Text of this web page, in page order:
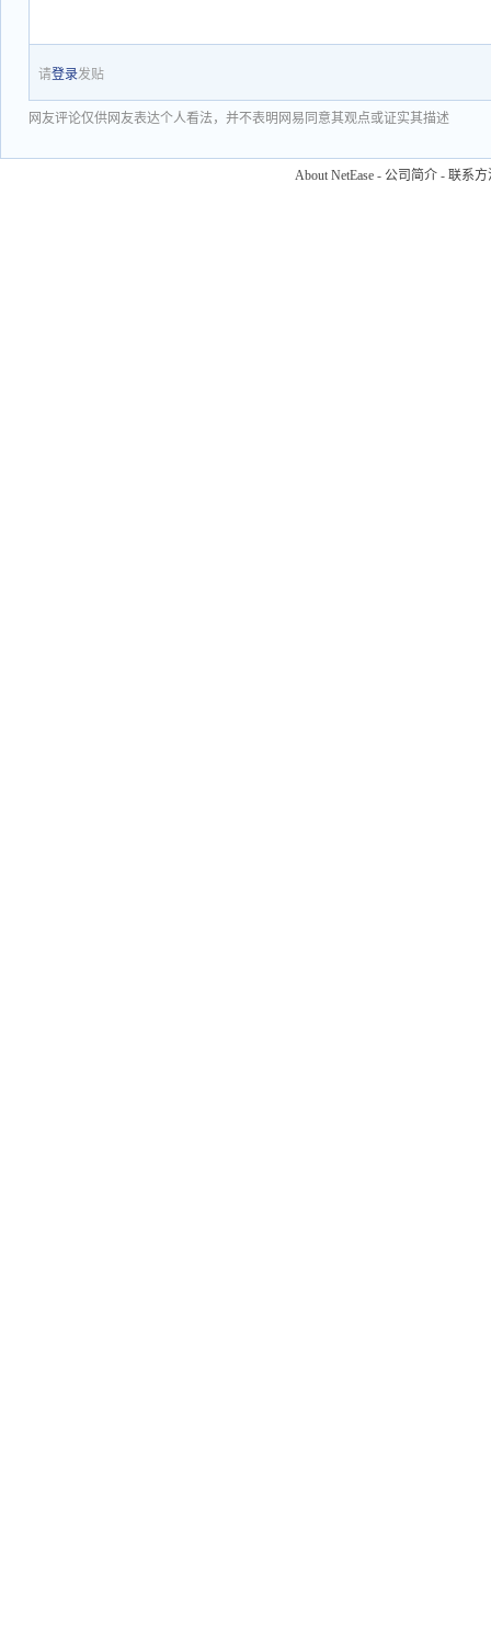
请登录发贴
网友评论仅供网友表达个人看法，并不表明网易同意其观点或证实其描述
About NetEase - 公司简介 - 联系方